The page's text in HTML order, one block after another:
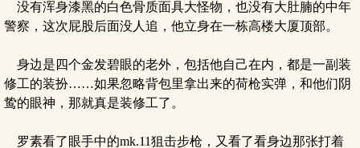
没有浑身漆黑的白色骨质面具大怪物，也没有大肚腩的中年
警察，这次屁股后面没人追，他立身在一栋高楼大厦顶部。
身边是四个金发碧眼的老外，包括他自己在内，都是一副装
修工的装扮……如果忽略背包里拿出来的荷枪实弹，和他们阴
鸷的眼神，那就真是装修工了。
罗素看了眼手中的mk.11狙击步枪，又看了看身边那张打着